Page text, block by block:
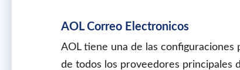
AOL Correo Electronicos
AOL tiene una de las configuraciones
de todos los proveedores principales